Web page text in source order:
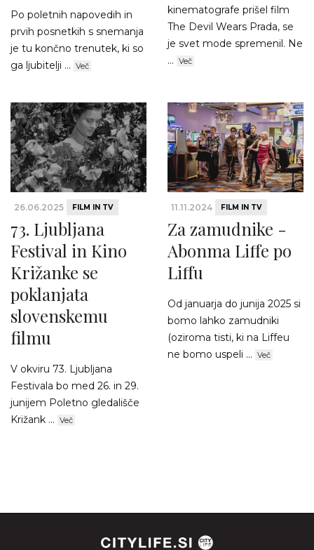
Po poletnih napovedih in
prvih posnetkih s snemanja
je tu končno trenutek, ki so
ga ljubitelji ... Več
kinematografe prišel film
The Devil Wears Prada, se
je svet mode spremenil. Ne
... Več
26.06.2025 FILM IN TV
73. Ljubljana
Festival in Kino
Križanke se
poklanjata
slovenskemu
filmu
V okviru 73. Ljubljana
Festivala bo med 26. in 29.
junijem Poletno gledališče
Križank ... Več
11.11.2024 FILM IN TV
Za zamudnike -
Abonma Liffe po
Liffu
Od januarja do junija 2025 si
bomo lahko zamudniki
(oziroma tisti, ki na Liffeu
ne bomo uspeli ... Več